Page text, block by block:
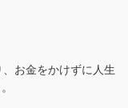
お金をかけずに人生